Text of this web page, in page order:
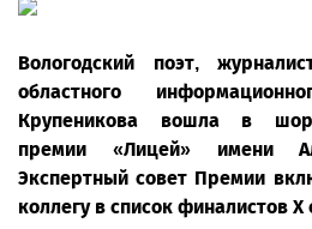
Вологодский поэт,
областного
Крупеникова вошла в
премии «Лицей» имени
Экспертный совет Премии
коллегу в список финалистов X